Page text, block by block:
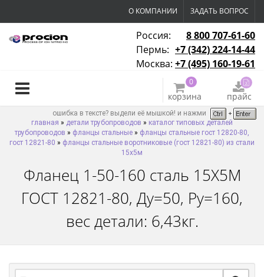
О КОМПАНИИ ЗАДАТЬ ВОПРОС
Россия:
8 800 707-61-60
Пермь: +7 (342) 224-14-44
Москва: +7 (495) 160-19-61
0
корзина прайс
ошибка в тексте? выдели её мышкой! и нажми
главная » детали трубопроводов » каталог типовых деталей
трубопроводов » фланцы стальные » фланцы стальные гост 12820-80,
гост 12821-80 » фланцы стальные воротниковые (гост 12821-80) из стали
15х5м
Фланец 1-50-160 сталь 15Х5М
ГОСТ 12821-80, Ду=50, Ру=160,
вес детали: 6,43кг.